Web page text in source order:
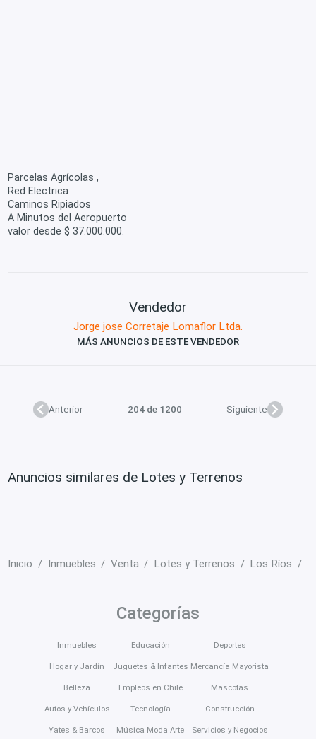
Parcelas Agrícolas ,
Red Electrica
Caminos Ripiados
A Minutos del Aeropuerto
valor desde $ 37.000.000.
Vendedor
Jorge jose Corretaje Lomaflor Ltda.
MÁS ANUNCIOS DE ESTE VENDEDOR
Anterior 204 de 1200 Siguiente
Anuncios similares de Lotes y Terrenos
Inicio Inmuebles Venta Lotes y Terrenos Los Ríos
Categorías
Inmuebles
Hogar y Jardín
Belleza
Autos y Vehículos
Yates & Barcos
Educación
Juguetes & Infantes
Empleos en Chile
Tecnología
Música Moda Arte
Deportes
Mercancía Mayorista
Mascotas
Construcción
Servicios y Negocios